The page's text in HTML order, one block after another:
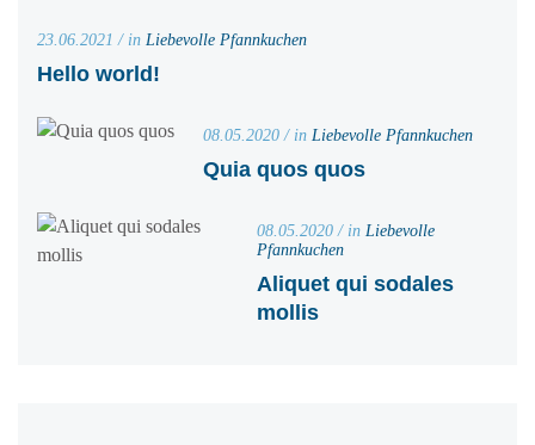
23.06.2021 / in Liebevolle Pfannkuchen
Hello world!
08.05.2020 / in Liebevolle Pfannkuchen
Quia quos quos
08.05.2020 / in Liebevolle
Pfannkuchen
Aliquet qui sodales
mollis